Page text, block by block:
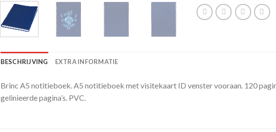
BESCHRIJVING EXTRA INFORMATIE
Brinc A5 notitieboek. A5 notitieboek met visitekaart ID venster vooraan. 120
gelinieerde pagina’s. PVC.